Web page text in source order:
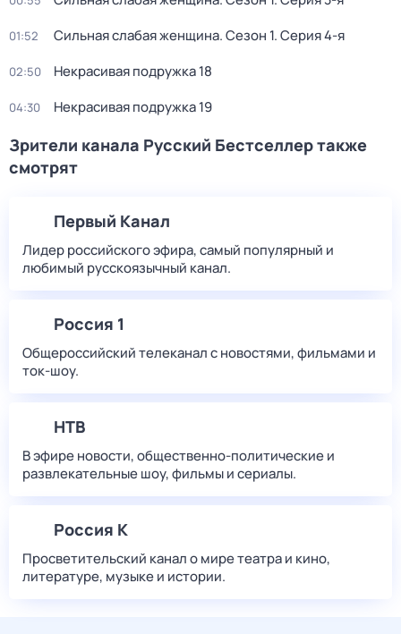
01:52 Сильная слабая женщина. Сезон 1. Серия 4-я
02:50 Некрасивая подружка 18
04:30 Некрасивая подружка 19
Зрители канала Русский Бестселлер также
смотрят
Первый Канал
Лидер российского эфира, самый популярный и
любимый русскоязычный канал.
Россия 1
Общероссийский телеканал с новостями, фильмами и
ток-шоу.
НТВ
В эфире новости, общественно-политические и
развлекательные шоу, фильмы и сериалы.
Россия К
Просветительский канал о мире театра и кино,
литературе, музыке и истории.